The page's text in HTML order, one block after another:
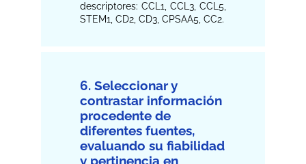
descriptores: CCL1, CCL3, CCL5,
STEM1, CD2, CD3, CPSAA5, CC2.
6. Seleccionar y
contrastar información
procedente de
diferentes fuentes,
evaluando su fiabilidad
y pertinencia en